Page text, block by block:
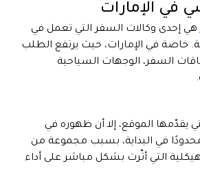
في الإمارات
هي إحدى وكالات السفر التي تعمل في
خاصة في الإمارات، حيث يرتفع الطلب
السفر، الوجهات السياحية
يقدّمها الموقع، إلا أن ظهوره في
في البداية، بسبب مجموعة من
التي أثّرت بشكل مباشر على أداء